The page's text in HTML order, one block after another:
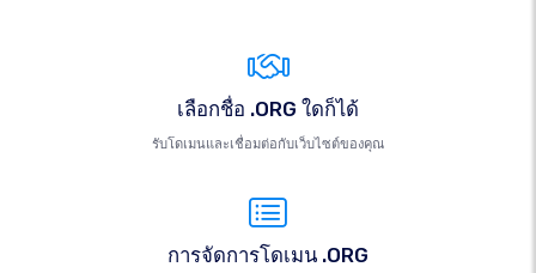
เลือกชื่อ .ORG ใดก็ได้
รับโดเมนและเชื่อมต่อกับเว็บไซต์ของคุณ
การจัดการโดเมน .ORG